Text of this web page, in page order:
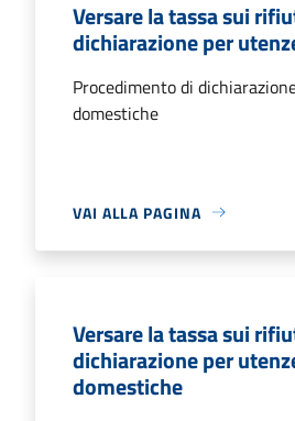
Versare la tassa sui
dichiarazione per
Procedimento di
domestiche
VAI ALLA PAGINA
Versare la tassa sui
dichiarazione per
domestiche